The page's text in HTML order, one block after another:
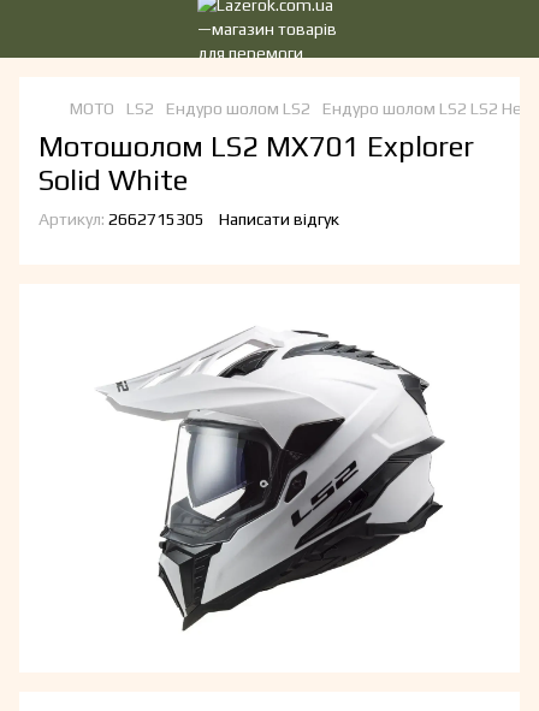
МОТО LS2 Ендуро шолом LS2 Ендуро шолом LS2 LS2
Мотошолом LS2 MX701 Explorer
Solid White
Артикул: 2662715305 Написати відгук